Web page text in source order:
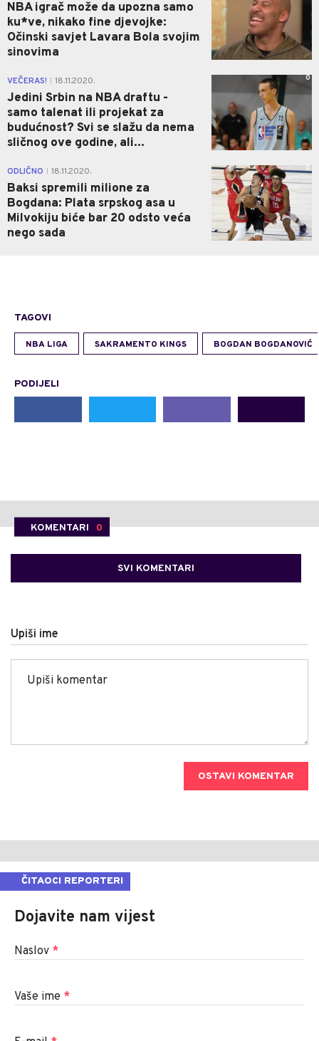
NBA igrač može da upozna samo
ku*ve, nikako fine djevojke:
Očinski savjet Lavara Bola svojim
sinovima
VEČERAS! 18.11.2020.
Jedini Srbin na NBA draftu -
samo talenat ili projekat za
budućnost? Svi se slažu da nema
sličnog ove godine, ali...
0
ODLIČNO 18.11.2020.
Baksi spremili milione za
Bogdana: Plata srpskog asa u
Milvokiju biće bar 20 odsto veća
nego sada
0
TAGOVI
NBA LIGA SAKRAMENTO KINGS BOGDAN BOGDANOVIĆ
PODIJELI
KOMENTARI 0
SVI KOMENTARI
Upiši ime
OSTAVI KOMENTAR
ČITAOCI REPORTERI
Dojavite nam vijest
Naslov *
Vaše ime *